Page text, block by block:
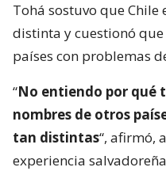
Tohá sostuvo que
distinta y cuestionó
países con problemas
“No entiendo por qué
nombres de otros
tan distintas“, afirmó,
experiencia